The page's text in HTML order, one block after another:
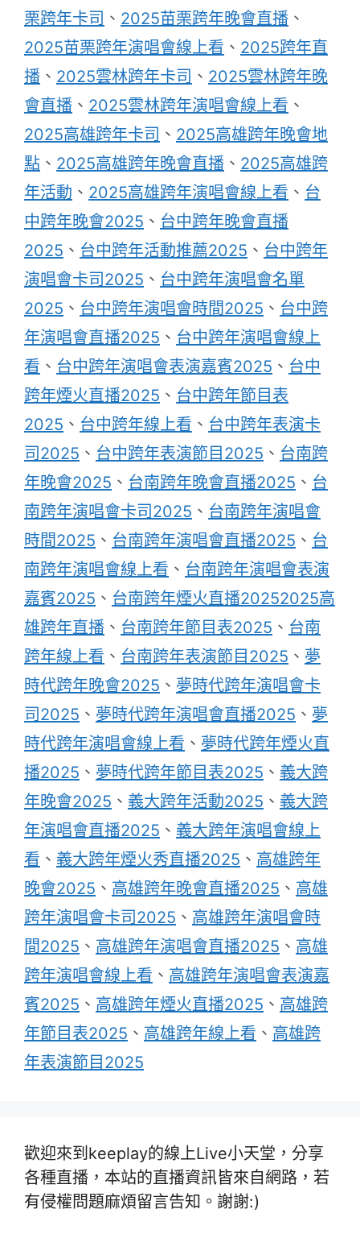
栗跨年卡司 、 2025苗栗跨年晚會直播 、
2025苗栗跨年演唱會線上看 、 2025跨年直
播 、 2025雲林跨年卡司 、 2025雲林跨年晚
會直播 、 2025雲林跨年演唱會線上看 、
2025高雄跨年卡司 、 2025高雄跨年晚會地
點 、 2025高雄跨年晚會直播 、 2025高雄跨
年活動 、 2025高雄跨年演唱會線上看 、 台
中跨年晚會2025 、 台中跨年晚會直播
2025 、 台中跨年活動推薦2025 、 台中跨年
演唱會卡司2025 、 台中跨年演唱會名單
2025 、 台中跨年演唱會時間2025 、 台中跨
年演唱會直播2025 、 台中跨年演唱會線上
看 、 台中跨年演唱會表演嘉賓2025 、 台中
跨年煙火直播2025 、 台中跨年節目表
2025 、 台中跨年線上看 、 台中跨年表演卡
司2025 、 台中跨年表演節目2025 、 台南跨
年晚會2025 、 台南跨年晚會直播2025 、 台
南跨年演唱會卡司2025 、 台南跨年演唱會
時間2025 、 台南跨年演唱會直播2025 、 台
南跨年演唱會線上看 、 台南跨年演唱會表演
嘉賓2025 、 台南跨年煙火直播20252025高
雄跨年直播 、 台南跨年節目表2025 、 台南
跨年線上看 、 台南跨年表演節目2025 、 夢
時代跨年晚會2025 、 夢時代跨年演唱會卡
司2025 、 夢時代跨年演唱會直播2025 、 夢
時代跨年演唱會線上看 、 夢時代跨年煙火直
播2025 、 夢時代跨年節目表2025 、 義大跨
年晚會2025 、 義大跨年活動2025 、 義大跨
年演唱會直播2025 、 義大跨年演唱會線上
看 、 義大跨年煙火秀直播2025 、 高雄跨年
晚會2025 、 高雄跨年晚會直播2025 、 高雄
跨年演唱會卡司2025 、 高雄跨年演唱會時
間2025 、 高雄跨年演唱會直播2025 、 高雄
跨年演唱會線上看 、 高雄跨年演唱會表演嘉
賓2025 、 高雄跨年煙火直播2025 、 高雄跨
年節目表2025 、 高雄跨年線上看 、 高雄跨
年表演節目2025
歡迎來到keeplay的線上Live小天堂，分享
各種直播，本站的直播資訊皆來自網路，若
有侵權問題麻煩留言告知。謝謝:)